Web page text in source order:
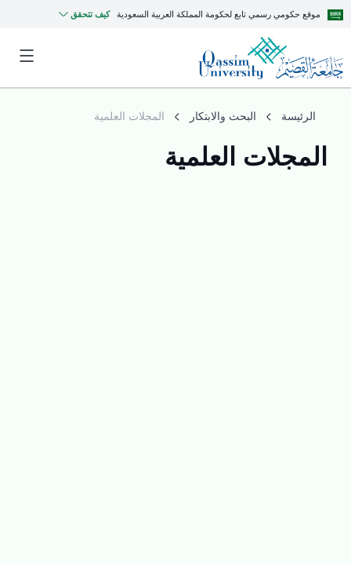
موقع حكومي رسمي تابع لحكومة المملكة العربية السعودية كيف تتحقق
الرئيسة البحث والابتكار المجلات العلمية
المجلات العلمية